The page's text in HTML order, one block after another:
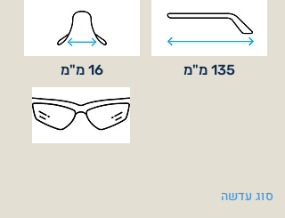
16 מ"מ 135 מ"מ
סוג עדשה